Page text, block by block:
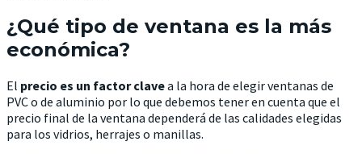
¿Qué tipo de ventana es la más
económica?
El precio es un factor clavea la hora de elegir ventanas de
PVC o de aluminio por lo que debemos tener en cuenta que el
precio final de la ventana dependerá de las calidades elegidas
para los vidrios, herrajes o manillas.